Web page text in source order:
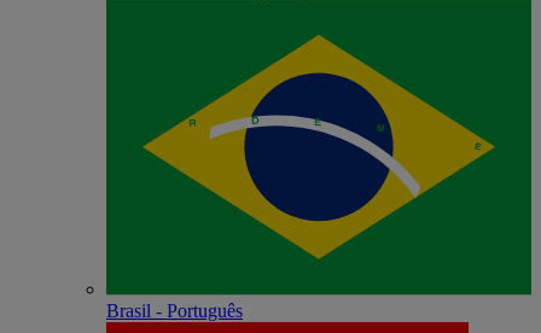
Brasil - Português